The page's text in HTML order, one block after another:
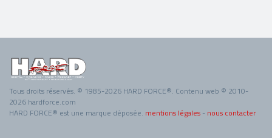
Tous droits réservés. © 1985-2026 HARD FORCE®. Contenu web © 2010-
2026 hardforce.com
HARD FORCE® est une marque déposée. mentions légales - nous contacter